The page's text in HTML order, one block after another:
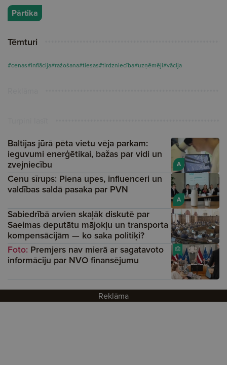
Pārtika
Tēmturi
#cenas#inflācija#ražošana#tiesas#tirdzniecība#uzņēmēji#vācija
A
Baltijas jūrā pēta vietu vēja parkam:
ieguvumi enerģētikai, bažas par vidi un
zvejniecību
A
Cenu sīrups: Piena upes, influenceri un
valdības saldā pasaka par PVN
Sabiedrībā arvien skaļāk diskutē par
Saeimas deputātu mājokļu un transporta
kompensācijām — ko saka politiķi?
Foto: Premjers nav mierā ar sagatavoto
informāciju par NVO finansējumu
Reklāma